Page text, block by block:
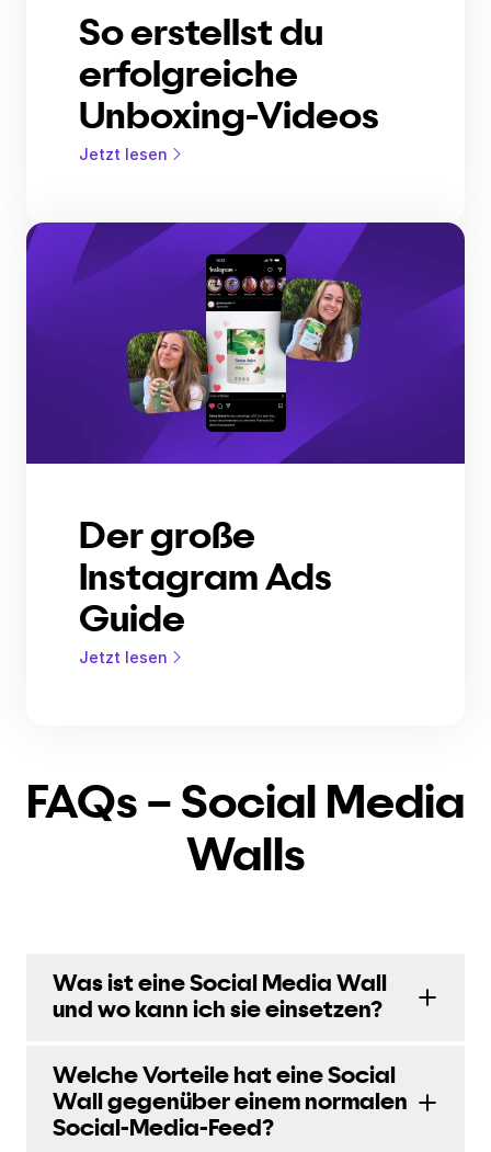
So erstellst du
erfolgreiche
Unboxing-Videos
Jetzt lesen
Der große
Instagram Ads
Guide
Jetzt lesen
FAQs – Social Media
Walls
Was ist eine Social Media Wall
und wo kann ich sie einsetzen?
Welche Vorteile hat eine Social
Wall gegenüber einem normalen
Social-Media-Feed?